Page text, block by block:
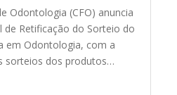
Odontologia (CFO) anuncia
de Retificação do Sorteio do
em Odontologia, com a
sorteios dos produtos…